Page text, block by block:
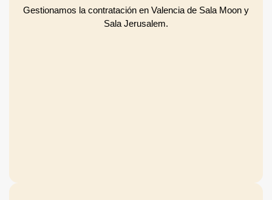
Gestionamos la contratación en Valencia de Sala Moon y
Sala Jerusalem.